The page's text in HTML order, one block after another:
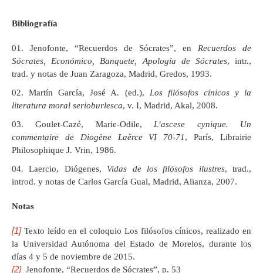
Bibliografía
Jenofonte, “Recuerdos de Sócrates”, en Recuerdos de
Sócrates, Económico, Banquete, Apología de Sócrates, intr.,
trad. y notas de Juan Zaragoza, Madrid, Gredos, 1993.
Martín García, José A. (ed.), Los filósofos cínicos y la
literatura moral serioburlesca, v. I, Madrid, Akal, 2008.
Goulet-Cazé, Marie-Odile, L’ascese cynique. Un
commentaire de Diogène Laërce VI 70-71, París, Librairie
Philosophique J. Vrin, 1986.
Laercio, Diógenes, Vidas de los filósofos ilustres, trad.,
introd. y notas de Carlos García Gual, Madrid, Alianza, 2007.
Notas
[1]Texto leído en el coloquio Los filósofos cínicos, realizado en
la Universidad Autónoma del Estado de Morelos, durante los
días 4 y 5 de noviembre de 2015.
[2]Jenofonte, “Recuerdos de Sócrates”, p. 53